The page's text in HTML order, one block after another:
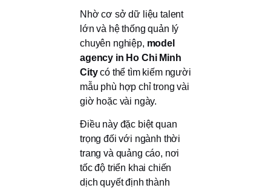
Nhờ cơ sở dữ liệu talent
lớn và hệ thống quản lý
chuyên nghiệp, model
agency in Ho Chi Minh
Citycó thể tìm kiếm người
mẫu phù hợp chỉ trong vài
giờ hoặc vài ngày.
Điều này đặc biệt quan
trọng đối với ngành thời
trang và quảng cáo, nơi
tốc độ triển khai chiến
dịch quyết định thành